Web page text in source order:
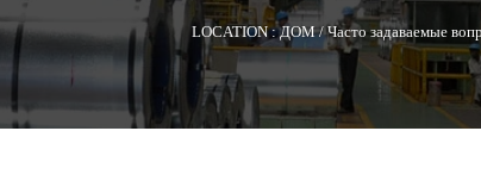
LOCATION :ДОМ/Часто задаваемые